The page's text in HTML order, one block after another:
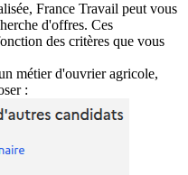
France Travail peut vous
d'offres. Ces
des critères que vous
métier d'ouvrier agricole,
: